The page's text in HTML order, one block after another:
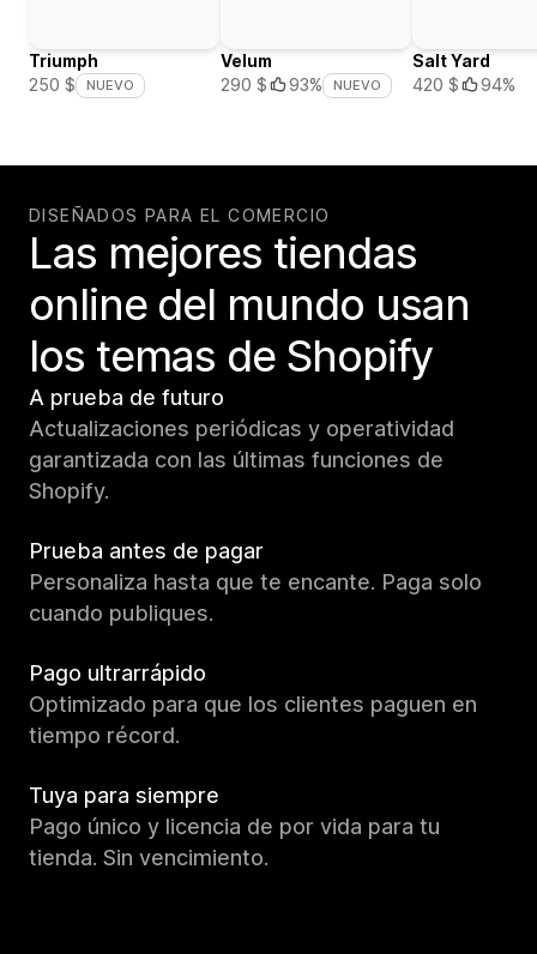
Triumph
250 $
NUEVO
Velum
290 $
93% NUEVO
Salt Yard
420 $
94%
DISEÑADOS PARA EL COMERCIO
Las mejores tiendas
online del mundo usan
los temas de Shopify
A prueba de futuro
Actualizaciones periódicas y operatividad
garantizada con las últimas funciones de
Shopify.
Prueba antes de pagar
Personaliza hasta que te encante. Paga solo
cuando publiques.
Pago ultrarrápido
Optimizado para que los clientes paguen en
tiempo récord.
Tuya para siempre
Pago único y licencia de por vida para tu
tienda. Sin vencimiento.